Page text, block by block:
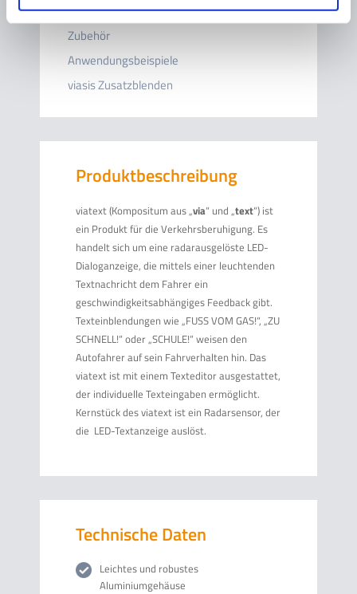
viacloud
Zubehör
Anwendungsbeispiele
viasis Zusatzblenden
Produktbeschreibung
viatext (Kompositum aus „via“ und „text“) ist
ein Produkt für die Verkehrsberuhigung. Es
handelt sich um eine radarausgelöste LED-
Dialoganzeige, die mittels einer leuchtenden
Textnachricht dem Fahrer ein
geschwindigkeitsabhängiges Feedback gibt.
Texteinblendungen wie „FUSS VOM GAS!“, „ZU
SCHNELL!“ oder „SCHULE!“ weisen den
Autofahrer auf sein Fahrverhalten hin. Das
viatext ist mit einem Texteditor ausgestattet,
der individuelle Texteingaben ermöglicht.
Kernstück des viatext ist ein Radarsensor, der
die LED-Textanzeige auslöst.
Technische Daten
Leichtes und robustes
Aluminiumgehäuse